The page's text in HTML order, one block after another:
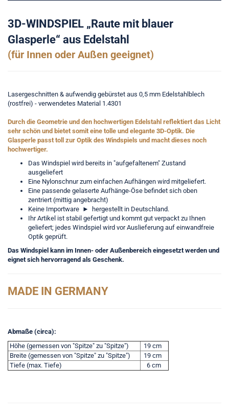
3D-WINDSPIEL „Raute mit blauer
Glasperle“ aus Edelstahl
(für Innen oder Außen geeignet)
Lasergeschnitten & aufwendig gebürstet aus 0,5 mm Edelstahlblech
(rostfrei) - verwendetes Material 1.4301
Durch die Geometrie und den hochwertigen Edelstahl reflektiert das Licht
sehr schön und bietet somit eine tolle und elegante 3D-Optik. Die
Glasperle passt toll zur Optik des Windspiels und macht dieses noch
hochwertiger.
Das Windspiel wird bereits in "aufgefaltenem" Zustand
ausgeliefert
Eine Nylonschnur zum einfachen Aufhängen wird mitgeliefert.
Eine passende gelaserte Aufhänge-Öse befindet sich oben
zentriert (mittig angebracht)
Keine Importware ►
hergestellt in Deutschland.
Ihr Artikel ist stabil gefertigt und kommt gut verpackt zu Ihnen
geliefert; jedes Windspiel wird vor Auslieferung auf einwandfreie
Optik geprüft.
Das Windspiel kann im Innen- oder Außenbereich eingesetzt werden und
eignet sich hervorragend als Geschenk.
MADE IN GERMANY
Abmaße (circa):
Höhe (gemessen von "Spitze" zu "Spitze")
19 cm
Breite (gemessen von "Spitze" zu "Spitze")
19 cm
Tiefe (max. Tiefe)
6 cm